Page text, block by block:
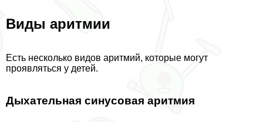
Виды аритмии
Есть несколько видов аритмий, которые могут
проявляться у детей.
Дыхательная синусовая аритмия